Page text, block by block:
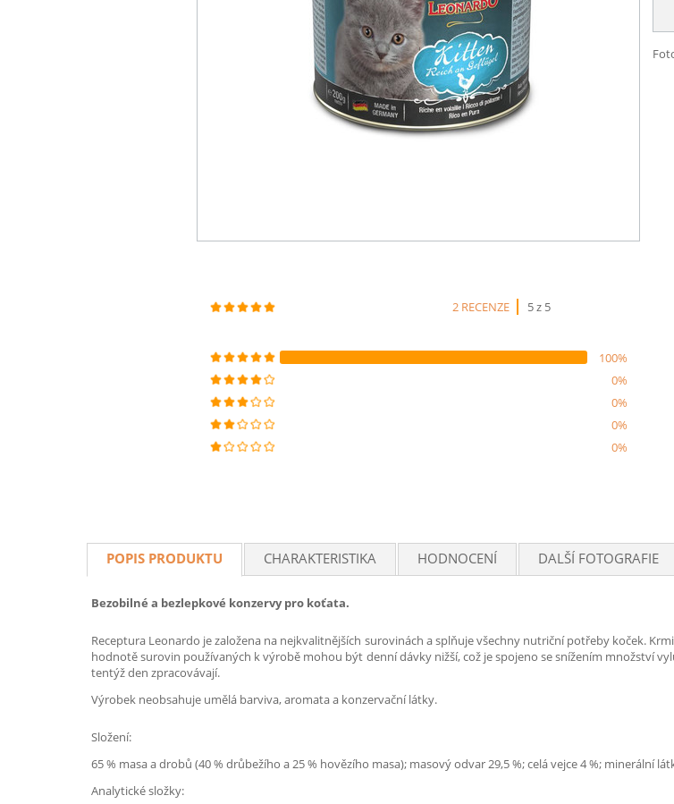
2 RECENZE 5 z 5
100%
0%
0%
0%
0%
POPIS PRODUKTU CHARAKTERISTIKA HODNOCENÍ DALŠÍ FOTOGRAFIE
Bezobilné a bezlepkové konzervy pro koťata.
Receptura Leonardo je založena na nejkvalitnějších surovinách a splňuje všechny nutriční potřeby koček.
hodnotě surovin používaných k výrobě mohou být denní dávky nižší, což je spojeno se snížením množství
tentýž den zpracovávají.
Výrobek neobsahuje umělá barviva, aromata a konzervační látky.
Složení:
65 % masa a drobů (40 % drůbežího a 25 % hovězího masa); masový odvar 29,5 %; celá vejce 4 %; minerální
Analytické složky: